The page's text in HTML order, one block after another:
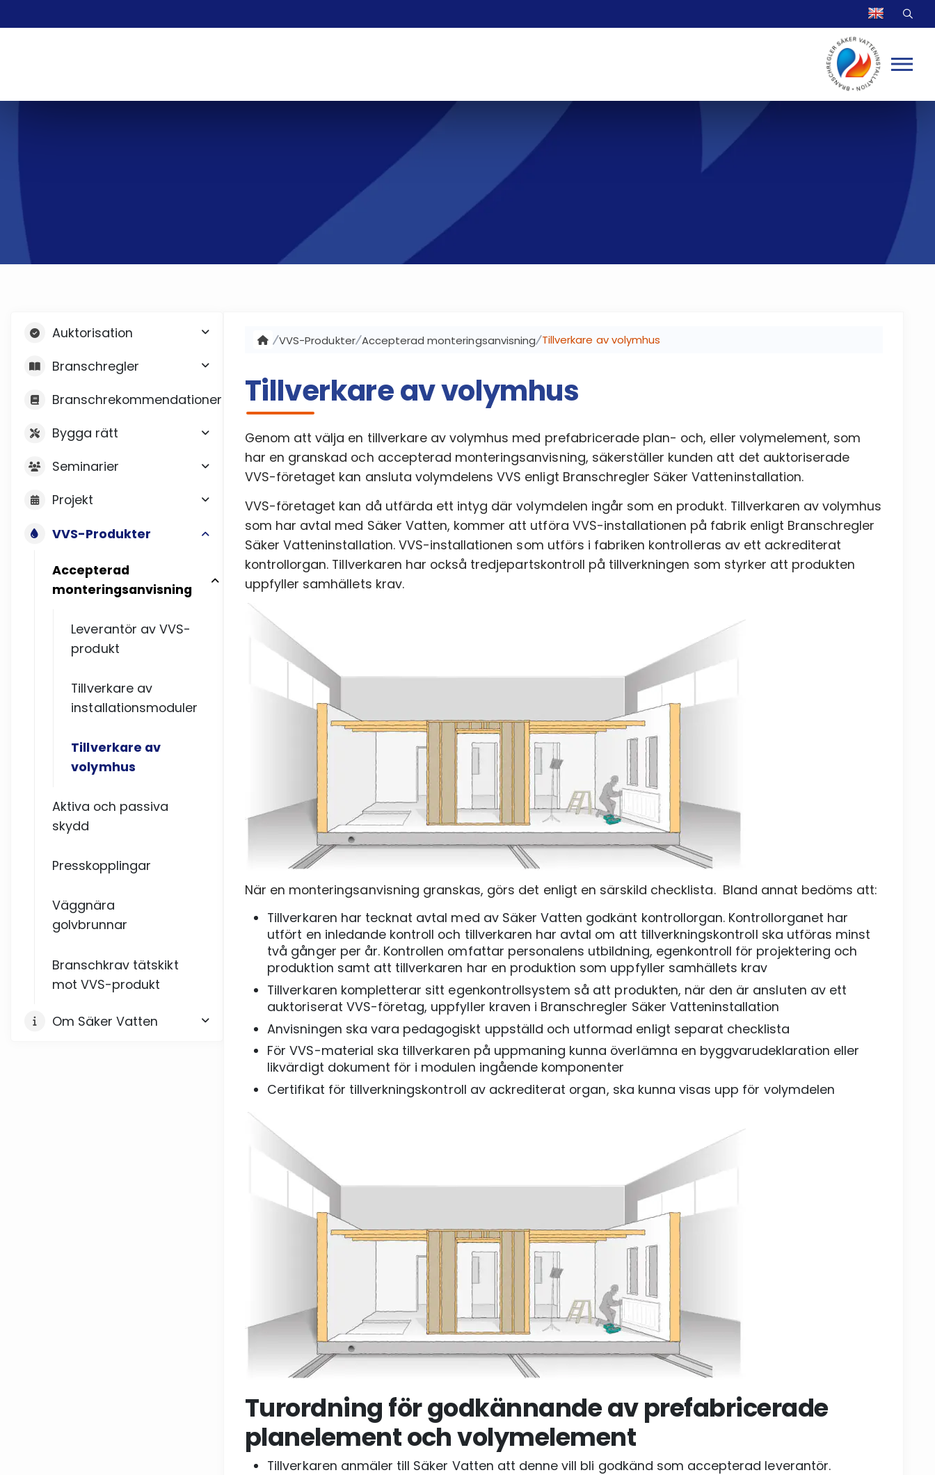
Auktorisation
Branschregler
Branschrekommendationer
Bygga rätt
Seminarier
Projekt
VVS-Produkter
Accepterad
monteringsanvisning
Leverantör av VVS-
produkt
Tillverkare av
installationsmoduler
Tillverkare av
volymhus
Aktiva och passiva
skydd
Presskopplingar
Väggnära
golvbrunnar
Branschkrav tätskikt
mot VVS-produkt
Om Säker Vatten
VVS-Produkter Accepterad monteringsanvisning Tillverkare av volymhus
Tillverkare av volymhus
Genom att välja en tillverkare av volymhus med prefabricerade plan- och, eller volymelement, som
har en granskad och accepterad monteringsanvisning, säkerställer kunden att det auktoriserade
VVS-företaget kan ansluta volymdelens VVS enligt Branschregler Säker Vatteninstallation.
VVS-företaget kan då utfärda ett intyg där volymdelen ingår som en produkt. Tillverkaren av volymhus
som har avtal med Säker Vatten, kommer att utföra VVS-installationen på fabrik enligt Branschregler
Säker Vatteninstallation. VVS-installationen som utförs i fabriken kontrolleras av ett ackrediterat
kontrollorgan. Tillverkaren har också tredjepartskontroll på tillverkningen som styrker att produkten
uppfyller samhällets krav.
När en monteringsanvisning granskas, görs det enligt en särskild checklista. Bland annat bedöms att:
Tillverkaren har tecknat avtal med av Säker Vatten godkänt kontrollorgan. Kontrollorganet har
utfört en inledande kontroll och tillverkaren har avtal om att tillverkningskontroll ska utföras minst
två gånger per år. Kontrollen omfattar personalens utbildning, egenkontroll för projektering och
produktion samt att tillverkaren har en produktion som uppfyller samhällets krav
Tillverkaren kompletterar sitt egenkontrollsystem så att produkten, när den är ansluten av ett
auktoriserat VVS-företag, uppfyller kraven i Branschregler Säker Vatteninstallation
Anvisningen ska vara pedagogiskt uppställd och utformad enligt separat checklista
För VVS-material ska tillverkaren på uppmaning kunna överlämna en byggvarudeklaration eller
likvärdigt dokument för i modulen ingående komponenter
Certifikat för tillverkningskontroll av ackrediterat organ, ska kunna visas upp för volymdelen
Turordning för godkännande av prefabricerade
planelement och volymelement
Tillverkaren anmäler till Säker Vatten att denne vill bli godkänd som accepterad leverantör.